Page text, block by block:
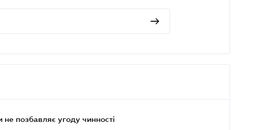
позбавляє угоду чинності